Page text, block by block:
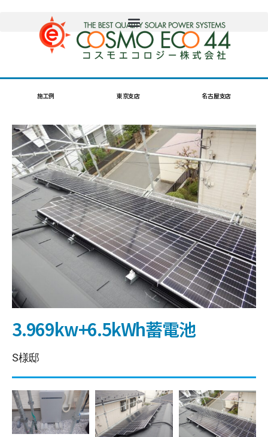
施工例 東京支店 名古屋支店
3.969kw+6.5kWh蓄電池
S様邸